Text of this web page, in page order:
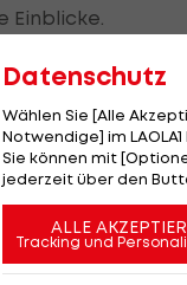
Einblicke.
Datenschutz
Wählen Sie [Alle
Notwendige] im
Sie können mit
jederzeit über den
ALLE
Tracking und